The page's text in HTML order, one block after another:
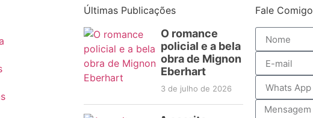
Últimas Publicações
O romance
policial e a bela
obra de Mignon
Eberhart
3 de julho de 2026
Fale Comigo